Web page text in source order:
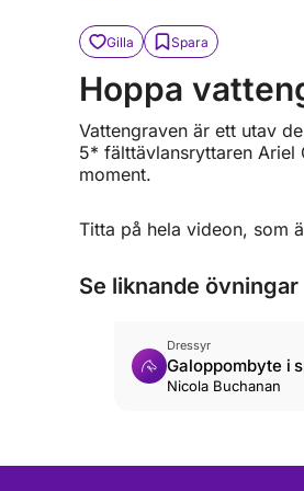
Gilla Spara
Hoppa
Vattengraven är ett utav
5* fälttävlansryttaren
moment.
Titta på hela videon, som
Se liknande övningar
Dressyr
Galoppombyte i
Nicola Buchanan